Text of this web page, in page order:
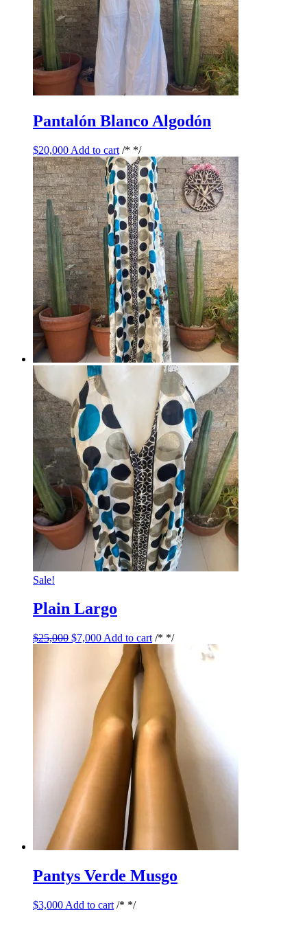
Pantalón Blanco Algodón
$20,000 Add to cart /* */
Sale!
Plain Largo
$25,000 $7,000 Add to cart /* */
Pantys Verde Musgo
$3,000 Add to cart /* */